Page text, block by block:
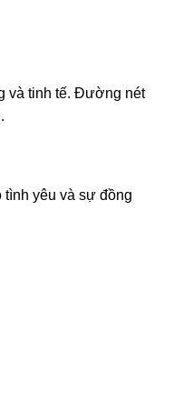
và tinh tế. Đường nét
yêu và sự đồng